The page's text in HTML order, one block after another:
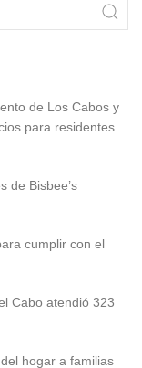
de Los Cabos y
para residentes
de Bisbee’s
cumplir con el
Cabo atendió 323
hogar a familias